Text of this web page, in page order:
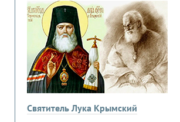
Святитель Лука Крымский